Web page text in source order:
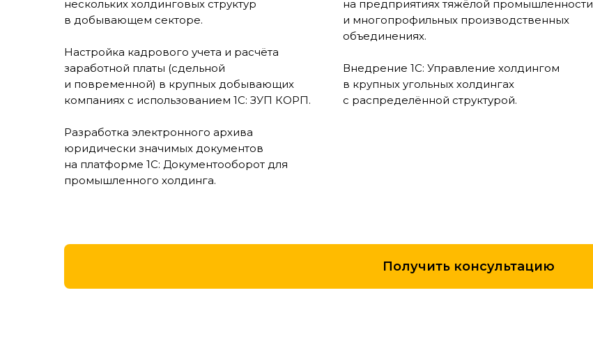
нескольких холдинговых структур
в добывающем секторе.
Настройка кадрового учета и расчёта
заработной платы (сдельной
и повременной) в крупных добывающих
компаниях с использованием 1С: ЗУП КОРП.
Разработка электронного архива
юридически значимых документов
на платформе 1С: Документооборот для
промышленного холдинга.
на предприятиях тяжёлой промышленности
и многопрофильных производственных
объединениях.
Внедрение 1С: Управление холдингом
в крупных угольных холдингах
с распределённой структурой.
Получить консультацию